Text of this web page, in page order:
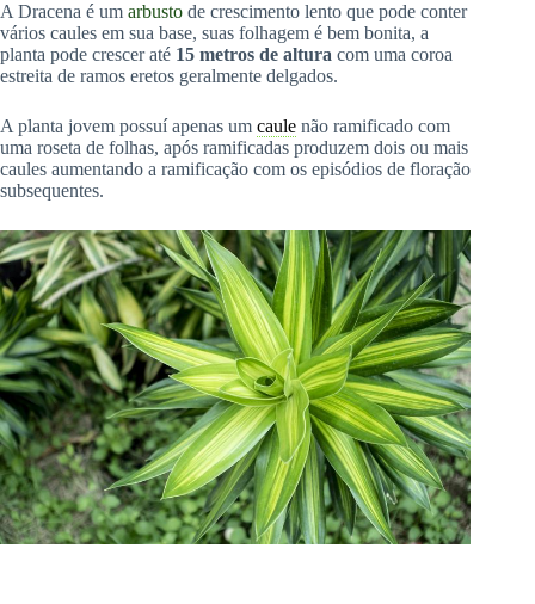
A Dracena é um arbusto de crescimento lento que pode conter
vários caules em sua base, suas folhagem é bem bonita, a
planta pode crescer até 15 metros de altura com uma coroa
estreita de ramos eretos geralmente delgados.
A planta jovem possuí apenas um caule não ramificado com
uma roseta de folhas, após ramificadas produzem dois ou mais
caules aumentando a ramificação com os episódios de floração
subsequentes.